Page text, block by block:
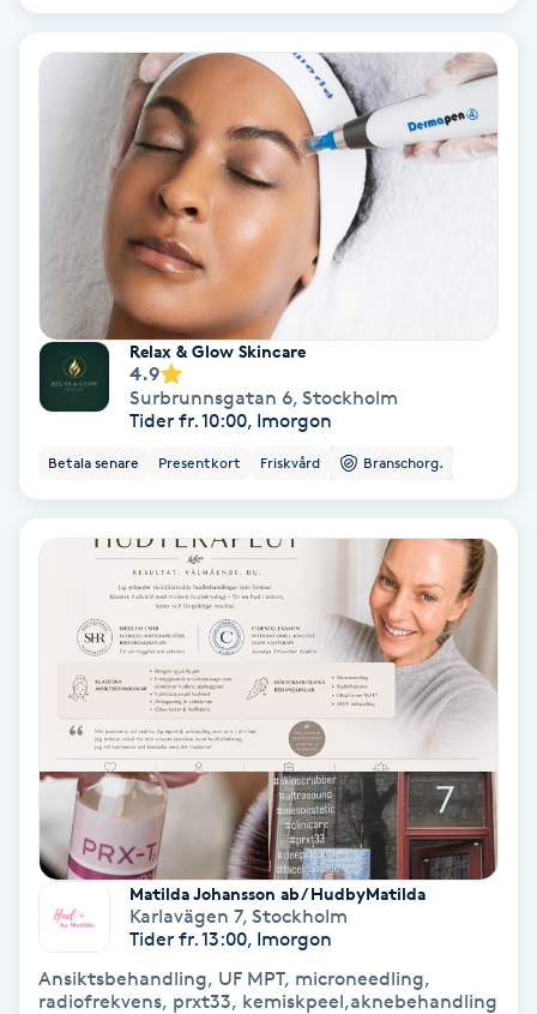
Nagelklippning
Nageltrång
Naglar borttagning
Naglar reparation
Naprapati
NBE-massage
Ny frisyr
Olaplex
Olaplexbehandling
Ombre
Ombre brows
Relax & Glow Skincare
4.9
Surbrunnsgatan 6, Stockholm
Tider fr. 10:00, Imorgon
Betala senare Presentkort Friskvård Branschorg.
Matilda Johansson ab/ HudbyMatilda
Karlavägen 7, Stockholm
Tider fr. 13:00, Imorgon
Ansiktsbehandling, UF MPT, microneedling,
radiofrekvens, prxt33, kemiskpeel,aknebehandling